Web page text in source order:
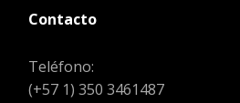
Contacto
Teléfono:
(+57 1) 350 3461487